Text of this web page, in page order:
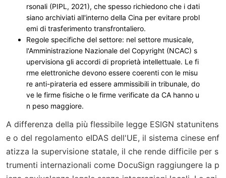
rsonali (PIPL, 2021), che spesso richiedono che i dati
siano archiviati all'interno della Cina per evitare probl
emi di trasferimento transfrontaliero.
Regole specifiche del settore: nel settore musicale,
l'Amministrazione Nazionale del Copyright (NCAC) s
upervisiona gli accordi di proprietà intellettuale. Le fi
rme elettroniche devono essere coerenti con le misu
re anti-pirateria ed essere ammissibili in tribunale, do
ve le firme fisiche o le firme verificate da CA hanno u
n peso maggiore.
A differenza della più flessibile legge ESIGN statunitens
e o del regolamento eIDAS dell'UE, il sistema cinese enf
atizza la supervisione statale, il che rende difficile per s
trumenti internazionali come DocuSign raggiungere la p